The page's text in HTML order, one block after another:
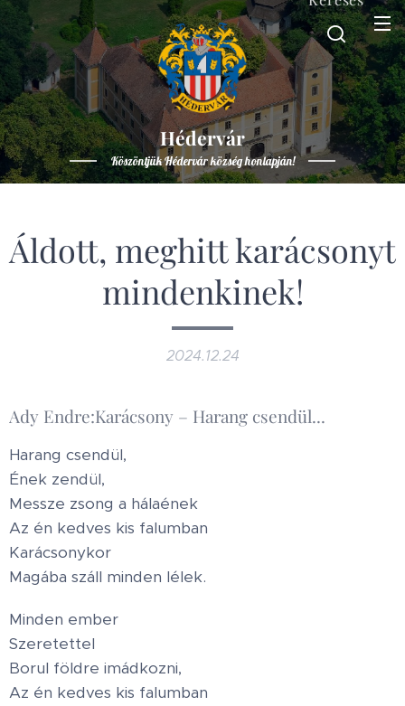
Hédervár
Köszöntjük Hédervár község honlapján!
Áldott, meghitt karácsonyt
mindenkinek!
2024.12.24
Ady Endre:Karácsony – Harang csendül...
Harang csendül,
Ének zendül,
Messze zsong a hálaének
Az én kedves kis falumban
Karácsonykor
Magába száll minden lélek.
Minden ember
Szeretettel
Borul földre imádkozni,
Az én kedves kis falumban